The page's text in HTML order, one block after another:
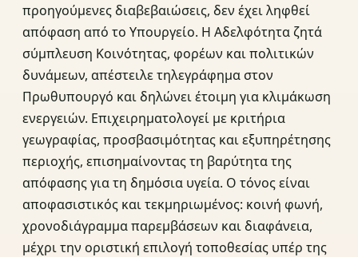
προηγούμενες διαβεβαιώσεις, δεν έχει ληφθεί
απόφαση από το Υπουργείο. Η Αδελφότητα ζητά
σύμπλευση Κοινότητας, φορέων και πολιτικών
δυνάμεων, απέστειλε τηλεγράφημα στον
Πρωθυπουργό και δηλώνει έτοιμη για κλιμάκωση
ενεργειών. Επιχειρηματολογεί με κριτήρια
γεωγραφίας, προσβασιμότητας και εξυπηρέτησης
περιοχής, επισημαίνοντας τη βαρύτητα της
απόφασης για τη δημόσια υγεία. Ο τόνος είναι
αποφασιστικός και τεκμηριωμένος: κοινή φωνή,
χρονοδιάγραμμα παρεμβάσεων και διαφάνεια,
μέχρι την οριστική επιλογή τοποθεσίας υπέρ της